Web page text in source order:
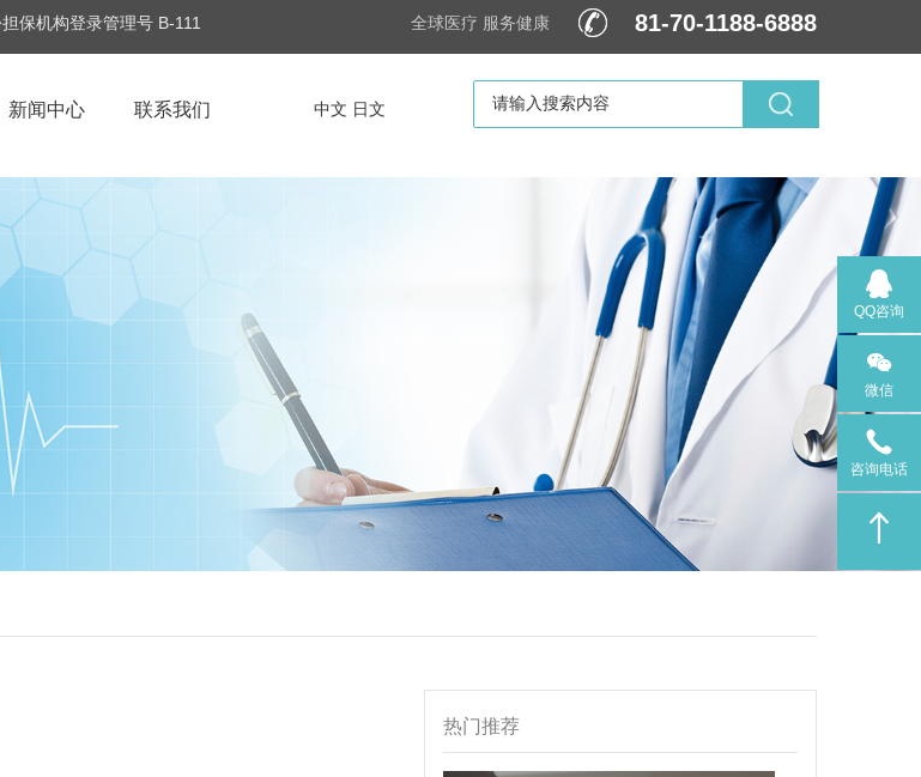
保机构登录管理号 B-111 81-70-1188-6888
全球医疗 服务健康
新闻中心 联系我们 中文 日文
QQ咨询
微信
咨询电话
热门推荐
QQ咨询
微信
咨询电话